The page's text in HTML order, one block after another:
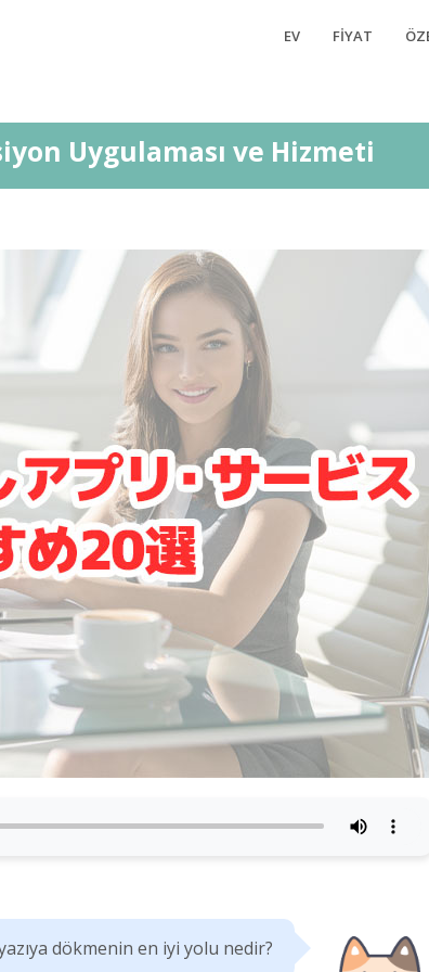
EV FIYAT
Uygulaması ve Hizmeti
dökmenin en iyi yolu nedir?